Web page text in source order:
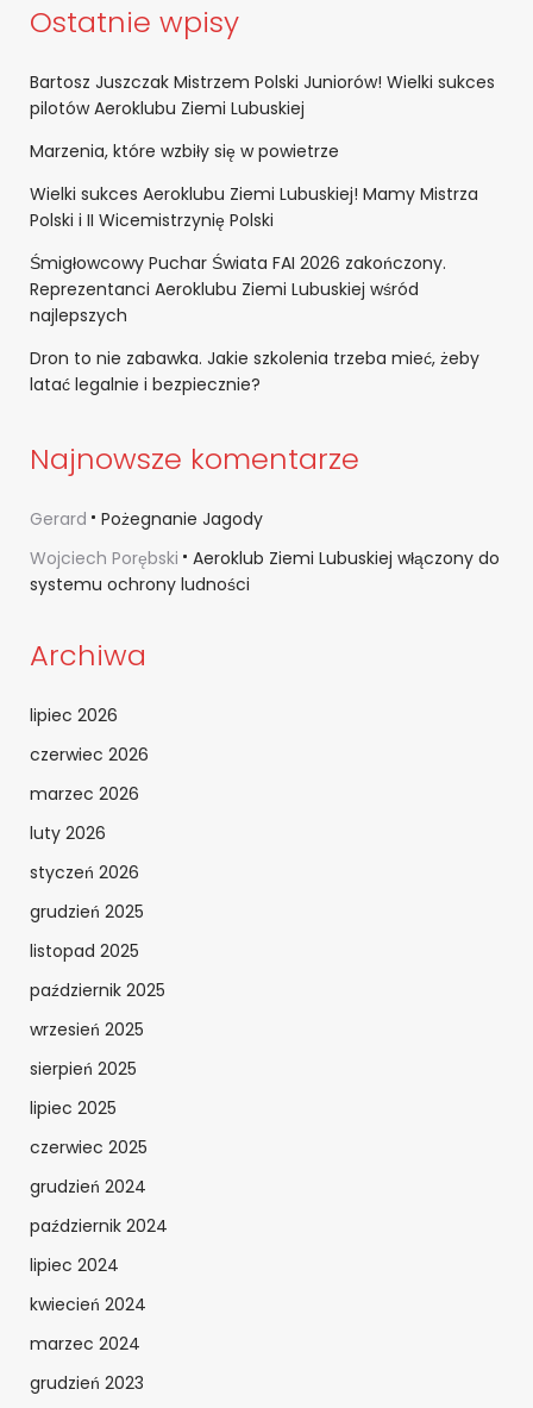
Ostatnie wpisy
Bartosz Juszczak Mistrzem Polski Juniorów! Wielki sukces
pilotów Aeroklubu Ziemi Lubuskiej
Marzenia, które wzbiły się w powietrze
Wielki sukces Aeroklubu Ziemi Lubuskiej! Mamy Mistrza
Polski i II Wicemistrzynię Polski
Śmigłowcowy Puchar Świata FAI 2026 zakończony.
Reprezentanci Aeroklubu Ziemi Lubuskiej wśród
najlepszych
Dron to nie zabawka. Jakie szkolenia trzeba mieć, żeby
latać legalnie i bezpiecznie?
Najnowsze komentarze
Gerard
Pożegnanie Jagody
Wojciech Porębski
Aeroklub Ziemi Lubuskiej włączony do
systemu ochrony ludności
Archiwa
lipiec 2026
czerwiec 2026
marzec 2026
luty 2026
styczeń 2026
grudzień 2025
listopad 2025
październik 2025
wrzesień 2025
sierpień 2025
lipiec 2025
czerwiec 2025
grudzień 2024
październik 2024
lipiec 2024
kwiecień 2024
marzec 2024
grudzień 2023